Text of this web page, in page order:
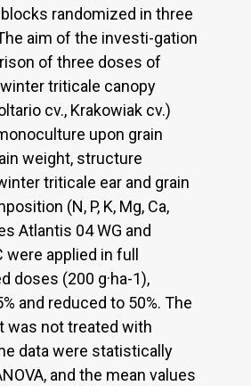
randomized in three
aim of the investi-gation
of three doses of
triticale canopy
cv., Krakowiak cv.)
upon grain
weight, structure
triticale ear and grain
(N, P, K, Mg, Ca,
Atlantis 04 WG and
were applied in full
doses (200 g·ha-1),
and reduced to 50%. The
was not treated with
data were statistically
and the mean values